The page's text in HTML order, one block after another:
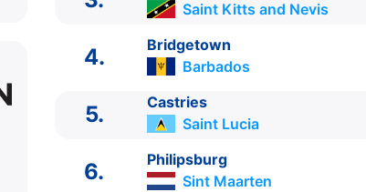
ITINERARIU
Saint Kitts and Nevis
4. Bridgetown
Barbados
5. Castries
Saint Lucia
6. Philipsburg
Sint Maarten